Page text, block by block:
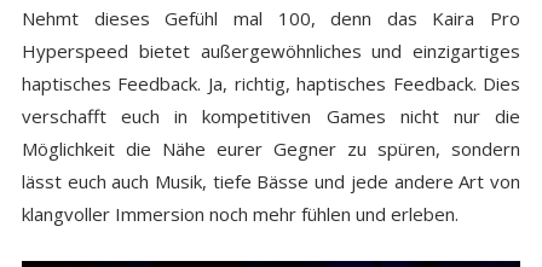
Nehmt dieses Gefühl mal 100, denn das Kaira Pro
Hyperspeed bietet außergewöhnliches und einzigartiges
haptisches Feedback. Ja, richtig, haptisches Feedback. Dies
verschafft euch in kompetitiven Games nicht nur die
Möglichkeit die Nähe eurer Gegner zu spüren, sondern
lässt euch auch Musik, tiefe Bässe und jede andere Art von
klangvoller Immersion noch mehr fühlen und erleben.